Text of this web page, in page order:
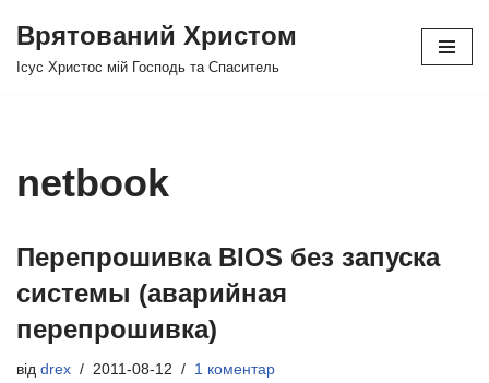
Перейти
Врятований Христом
Ісус Христос мій Господь та Спаситель
netbook
Перепрошивка BIOS без запуска
системы (аварийная
перепрошивка)
від drex 2011-08-12 1 коментар